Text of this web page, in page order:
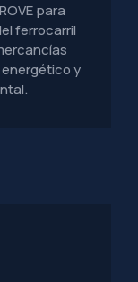
para
ferrocarril
y